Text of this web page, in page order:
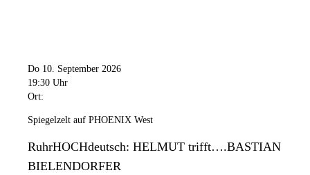
Do 10. September 2026
19:30 Uhr
Ort:
Spiegelzelt auf PHOENIX West
RuhrHOCHdeutsch: HELMUT trifft….BASTIAN
BIELENDORFER